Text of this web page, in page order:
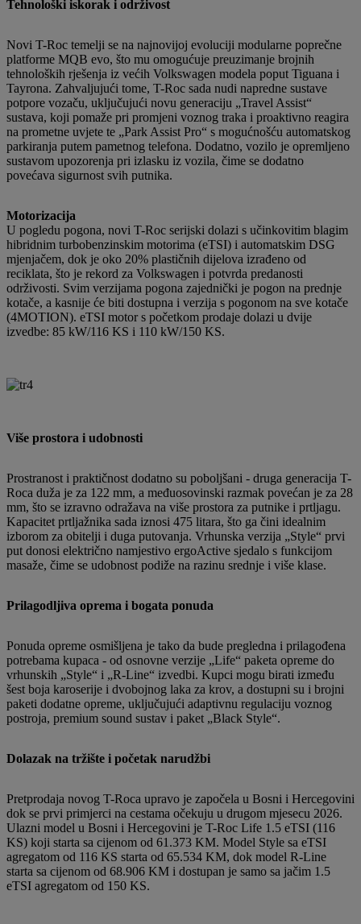
Tehnološki iskorak i održivost
Novi T-Roc temelji se na najnovijoj evoluciji modularne poprečne
platforme MQB evo, što mu omogućuje preuzimanje brojnih
tehnoloških rješenja iz većih Volkswagen modela poput Tiguana i
Tayrona. Zahvaljujući tome, T-Roc sada nudi napredne sustave
potpore vozaču, uključujući novu generaciju „Travel Assist“
sustava, koji pomaže pri promjeni voznog traka i proaktivno reagira
na prometne uvjete te „Park Assist Pro“ s mogućnošću automatskog
parkiranja putem pametnog telefona. Dodatno, vozilo je opremljeno
sustavom upozorenja pri izlasku iz vozila, čime se dodatno
povećava sigurnost svih putnika.
Motorizacija
U pogledu pogona, novi T-Roc serijski dolazi s učinkovitim blagim
hibridnim turbobenzinskim motorima (eTSI) i automatskim DSG
mjenjačem, dok je oko 20% plastičnih dijelova izrađeno od
reciklata, što je rekord za Volkswagen i potvrda predanosti
održivosti. Svim verzijama pogona zajednički je pogon na prednje
kotače, a kasnije će biti dostupna i verzija s pogonom na sve kotače
(4MOTION). eTSI motor s početkom prodaje dolazi u dvije
izvedbe: 85 kW/116 KS i 110 kW/150 KS.
Više prostora i udobnosti
Prostranost i praktičnost dodatno su poboljšani - druga generacija T-
Roca duža je za 122 mm, a međuosovinski razmak povećan je za 28
mm, što se izravno odražava na više prostora za putnike i prtljagu.
Kapacitet prtljažnika sada iznosi 475 litara, što ga čini idealnim
izborom za obitelji i duga putovanja. Vrhunska verzija „Style“ prvi
put donosi električno namjestivo ergoActive sjedalo s funkcijom
masaže, čime se udobnost podiže na razinu srednje i više klase.
Prilagodljiva oprema i bogata ponuda
Ponuda opreme osmišljena je tako da bude pregledna i prilagođena
potrebama kupaca - od osnovne verzije „Life“ paketa opreme do
vrhunskih „Style“ i „R-Line“ izvedbi. Kupci mogu birati između
šest boja karoserije i dvobojnog laka za krov, a dostupni su i brojni
paketi dodatne opreme, uključujući adaptivnu regulaciju voznog
postroja, premium sound sustav i paket „Black Style“.
Dolazak na tržište i početak narudžbi
Pretprodaja novog T-Roca upravo je započela u Bosni i Hercegovini
dok se prvi primjerci na cestama očekuju u drugom mjesecu 2026.
Ulazni model u Bosni i Hercegovini je T-Roc Life 1.5 eTSI (116
KS) koji starta sa cijenom od 61.373 KM. Model Style sa eTSI
agregatom od 116 KS starta od 65.534 KM, dok model R-Line
starta sa cijenom od 68.906 KM i dostupan je samo sa jačim 1.5
eTSI agregatom od 150 KS.